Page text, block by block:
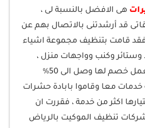
هى الافضل بالنسبة لى ،
قد أرشدتنى بالاتصال بهم عن
فقد قامت بتنظيف مجموعة اشياء
وكنب وواجهات منزل ،
وقامت الشركة بعمل خصم لها وصل الى 50%
خدمات معا وقاموا بابادة حشرات
اكثر من خدمة ، فقررت ان
تنظيف الموكيت بالرياض